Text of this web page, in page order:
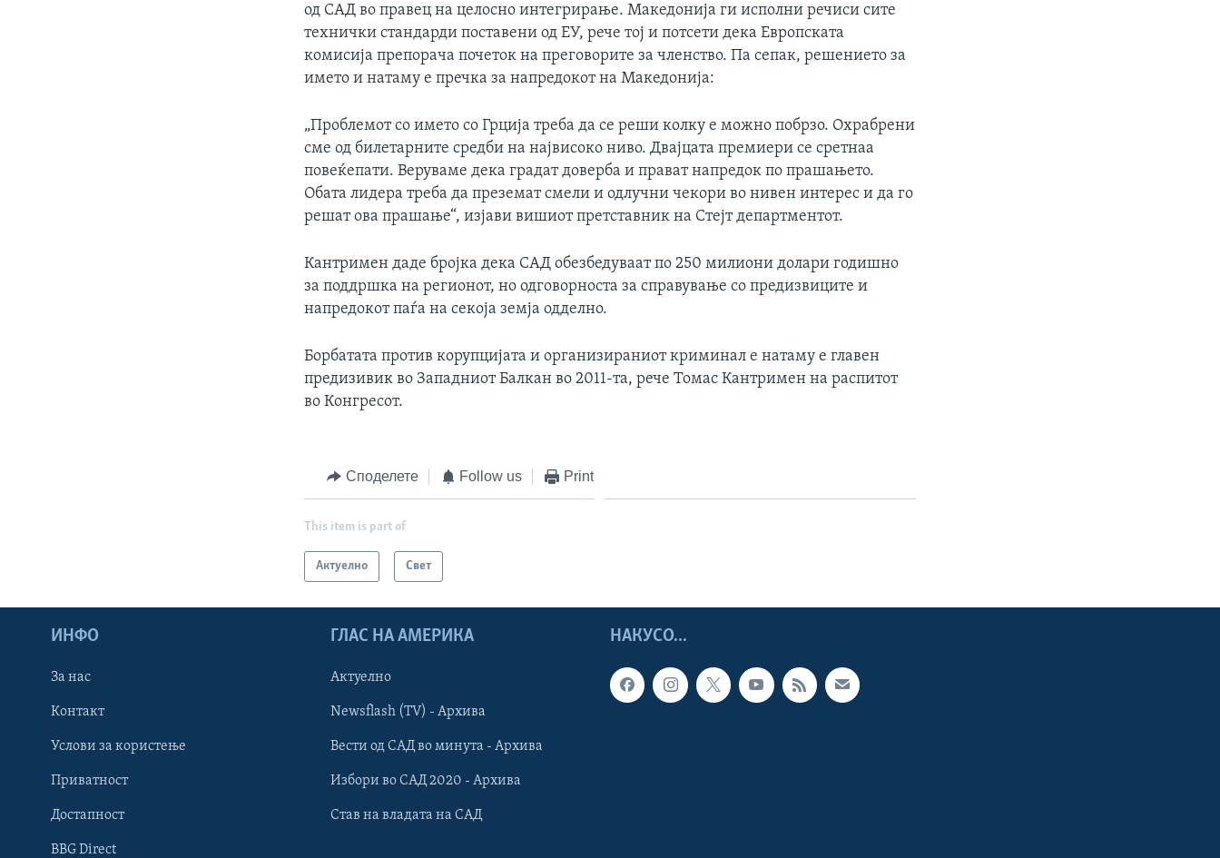
Learning English
НАКУСО...
од САД во правец на целосно интегрирање. Македонија ги исполни речиси сите
технички стандарди поставени од ЕУ, рече тој и потсети дека Европската
комисија препорача почеток на преговорите за членство. Па сепак, решението за
името и натаму е пречка за напредокот на Македонија:
„Проблемот со името со Грција треба да се реши колку е можно побрзо. Охрабрени
сме од билетарните средби на највисоко ниво. Двајцата премиери се сретнаа
повеќепати. Веруваме дека градат доверба и прават напредок по прашањето.
Обата лидера треба да преземат смели и одлучни чекори во нивен интерес и да го
решат ова прашање“, изјави вишиот претставник на Стејт департментот.
Кантримен даде бројка дека САД обезбедуваат по 250 милиони долари годишно
за поддршка на регионот, но одговорноста за справување со предизвиците и
напредокот паѓа на секоја земја одделно.
Борбатата против корупцијата и организираниот криминал е натаму е главен
предизивик во Западниот Балкан во 2011-та, рече Томас Кантримен на распитот
во Конгресот.
Споделете Follow us Print
This item is part of
Актуелно Свет
НАКУСО...
ИНФО
За нас
Контакт
Услови за користење
Приватност
Достапност
BBG Direct
ГЛАС НА АМЕРИКА
Актуелно
Newsflash (TV) - Архива
Вести од САД во минута - Архива
Избори во САД 2020 - Архива
Став на владата на САД